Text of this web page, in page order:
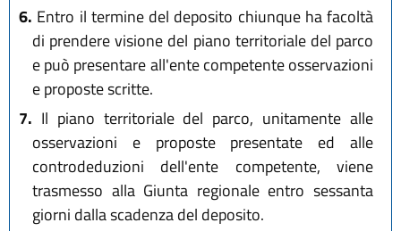
6. Entro il termine del deposito chiunque ha facoltà
di prendere visione del piano territoriale del parco
e può presentare all'ente competente osservazioni
e proposte scritte.
7. Il piano territoriale del parco, unitamente alle
osservazioni e proposte presentate ed alle
controdeduzioni dell'ente competente, viene
trasmesso alla Giunta regionale entro sessanta
giorni dalla scadenza del deposito.